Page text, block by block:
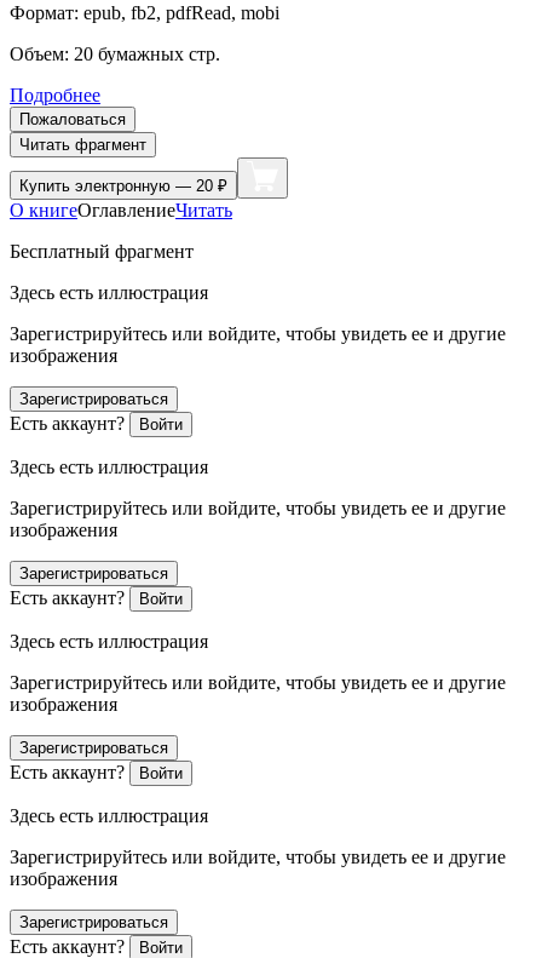
Формат: epub, fb2, pdfRead, mobi
Объем: 20 бумажных стр.
Подробнее
Пожаловаться
Читать фрагмент
Купить электронную — 20 ₽
О книгеОглавлениеЧитать
Бесплатный фрагмент
Здесь есть иллюстрация
Зарегистрируйтесь или войдите, чтобы увидеть ее и другие
изображения
Зарегистрироваться
Есть аккаунт? Войти
Здесь есть иллюстрация
Зарегистрируйтесь или войдите, чтобы увидеть ее и другие
изображения
Зарегистрироваться
Есть аккаунт? Войти
Здесь есть иллюстрация
Зарегистрируйтесь или войдите, чтобы увидеть ее и другие
изображения
Зарегистрироваться
Есть аккаунт? Войти
Здесь есть иллюстрация
Зарегистрируйтесь или войдите, чтобы увидеть ее и другие
изображения
Зарегистрироваться
Есть аккаунт? Войти